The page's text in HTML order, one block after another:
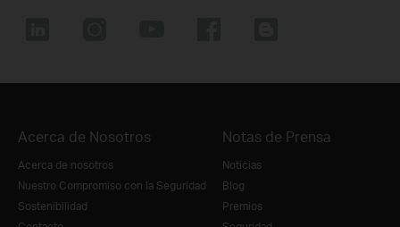
Acerca de Nosotros
Acerca de nosotros
Nuestro Compromiso con la Seguridad
Sostenibilidad
Notas de Prensa
Noticias
Blog
Premios